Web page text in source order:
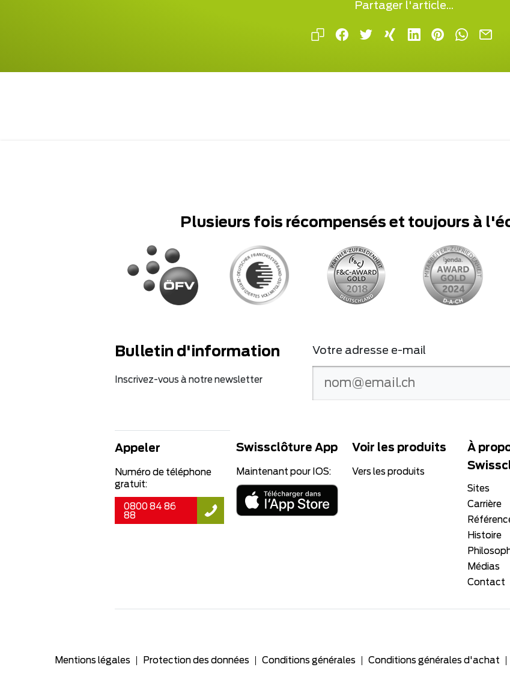
Partager l'article...
Plusieurs fois récompensés et toujours à
Bulletin d'information
Inscrivez-vous à notre newsletter
Votre adresse e-mail
Appeler
Numéro de téléphone
gratuit:
0800 84 86
88
Swissclôture App
Maintenant pour IOS:
Voir les produits
Vers les produits
À
Sites
Carrière
Histoire
Médias
Contact
Mentions légales Protection des données Conditions générales Conditions générales d'achat